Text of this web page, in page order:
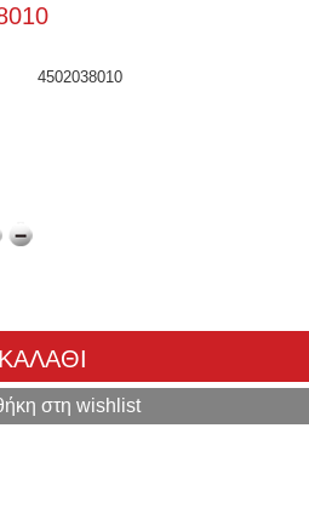
4502038010
ΚΑΛΑΘΙ
στη wishlist